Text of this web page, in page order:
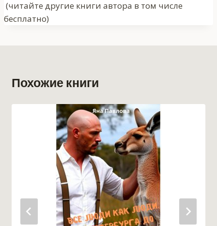
записи:
(читайте другие книги автора в том числе
бесплатно)
Похожие книги